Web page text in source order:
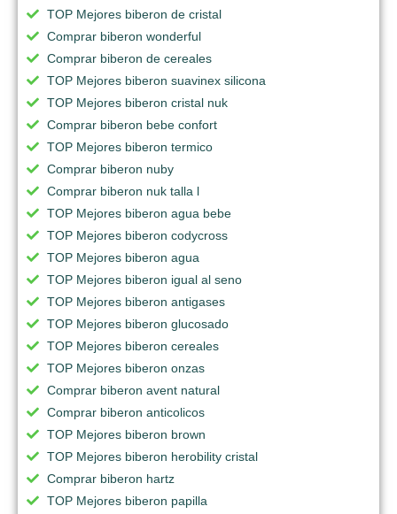
TOP Mejores biberon de cristal
Comprar biberon wonderful
Comprar biberon de cereales
TOP Mejores biberon suavinex silicona
TOP Mejores biberon cristal nuk
Comprar biberon bebe confort
TOP Mejores biberon termico
Comprar biberon nuby
Comprar biberon nuk talla l
TOP Mejores biberon agua bebe
TOP Mejores biberon codycross
TOP Mejores biberon agua
TOP Mejores biberon igual al seno
TOP Mejores biberon antigases
TOP Mejores biberon glucosado
TOP Mejores biberon cereales
TOP Mejores biberon onzas
Comprar biberon avent natural
Comprar biberon anticolicos
TOP Mejores biberon brown
TOP Mejores biberon herobility cristal
Comprar biberon hartz
TOP Mejores biberon papilla